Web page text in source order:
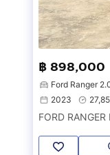
฿ 898,000
Ford Ranger
2023
FORD